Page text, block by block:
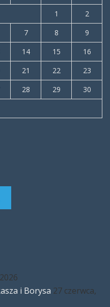
1
2
7 8
9
14 15
16
21 22
23
28 29
30
i Borysa 27 czerwca,